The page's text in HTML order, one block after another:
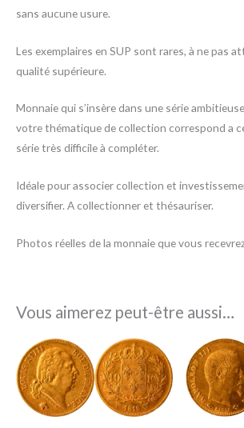
sans aucune usure.
Les exemplaires en SUP sont rares, à ne pas
qualité supérieure.
Monnaie qui s’insère dans une série
votre thématique de collection correspond a
série très difficile à compléter.
Idéale pour associer collection et
diversifier. A collectionner et thésauriser.
Photos réelles de la monnaie que vous
Vous aimerez peut-être aussi…